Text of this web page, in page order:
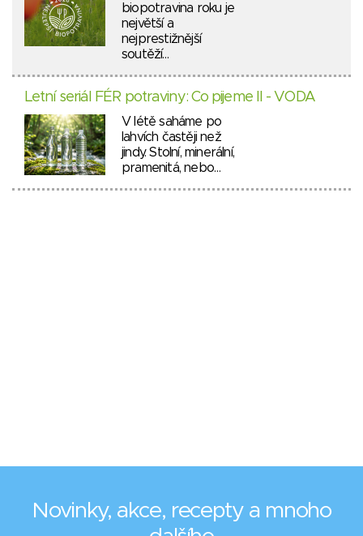
biopotravina roku je
největší a
nejprestižnější
soutěží…
Letní seriál FÉR potraviny: Co pijeme II - VODA
V létě saháme po
lahvích častěji než
jindy. Stolní, minerální,
pramenitá, nebo…
Novinky, akce, recepty a mnoho